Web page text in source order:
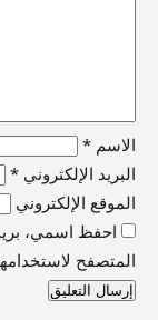
الاسم *
البريد الإلكتروني *
الموقع الإلكتروني
احفظ اسمي،
المتصفح